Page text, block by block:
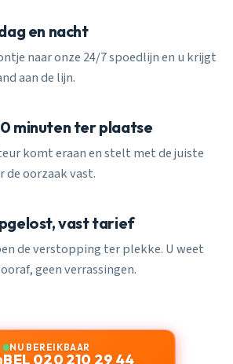
en nacht
naar onze 24/7 spoedlijn en u krijgt
aan de lijn.
minuten ter plaatse
komt eraan en stelt met de juiste
oorzaak vast.
vast tarief
de verstopping ter plekke. U weet
geen verrassingen.
NU BEREIKBAAR
BEL 020 210 29 44